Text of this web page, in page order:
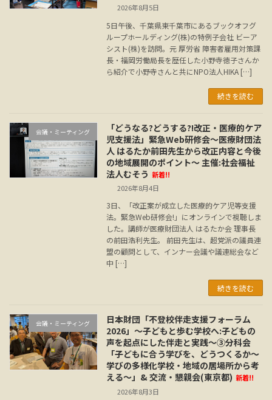
2026年8月5日
5日午後、千葉県東千葉市にあるブックオフグ
ループホールディング(株)の特例子会社 ビーア
シスト(株)を訪問。元 厚労省 障害者雇用対策課
長・福岡労働局長を歴任した小野寺徳子さんか
ら紹介で小野寺さんと共にNPO法人HIKA […]
続きを読む
会議・ミーティング
「どうなる?どうする?!改正・医療的ケア
児支援法」緊急Web研修会～医療財団法
人 はるたか前田先生から改正内容と今後
の地域展開のポイント～ 主催:社会福祉
法人むそう 新着!!
2026年8月4日
3日、「改正案が成立した医療的ケア児等支援
法。緊急Web研修会!」にオンラインで視聴しま
した。講師が医療財団法人 はるたか会 理事長
の前田浩利先生。 前田先生は、超党派の議員連
盟の顧問として、インナー会議や議連総会など
中 […]
続きを読む
会議・ミーティング
日本財団「不登校伴走支援フォーラム
2026」～子どもと歩む学校へ:子どもの
声を起点にした伴走と実践～③分科会
「子どもに合う学びを、どうつくるか～
学びの多様化学校・地域の居場所から考
える～」& 交流・懇親会(東京都) 新着!!
2026年8月3日